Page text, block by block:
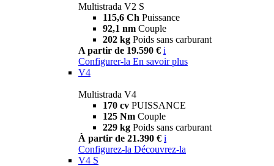
Multistrada V2 S
115,6 Ch Puissance
92,1 nm Couple
202 kg Poids sans carburant
A partir de 19.590 € i
Configurer-la En savoir plus
V4
Multistrada V4
170 cv PUISSANCE
125 Nm Couple
229 kg Poids sans carburant
À partir de 21.390 € i
Configurez-la Découvrez-la
V4 S